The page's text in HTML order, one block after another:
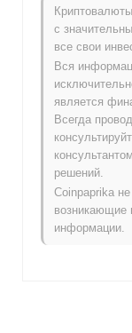
Какова
Fragmented
Исторический
Исторический
Fragmented
ниже своего
Как
с более
За последние
отставая от
рост на0.14%.
с
все свои
Вся
является
Всегда
решений.
Coinpaprika
возникающие
информации.